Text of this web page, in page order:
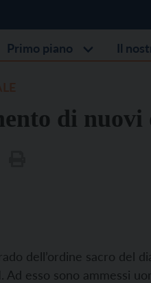
Primo piano Il
di nuovi
dell’ordine sacro del
Ad esso sono ammessi